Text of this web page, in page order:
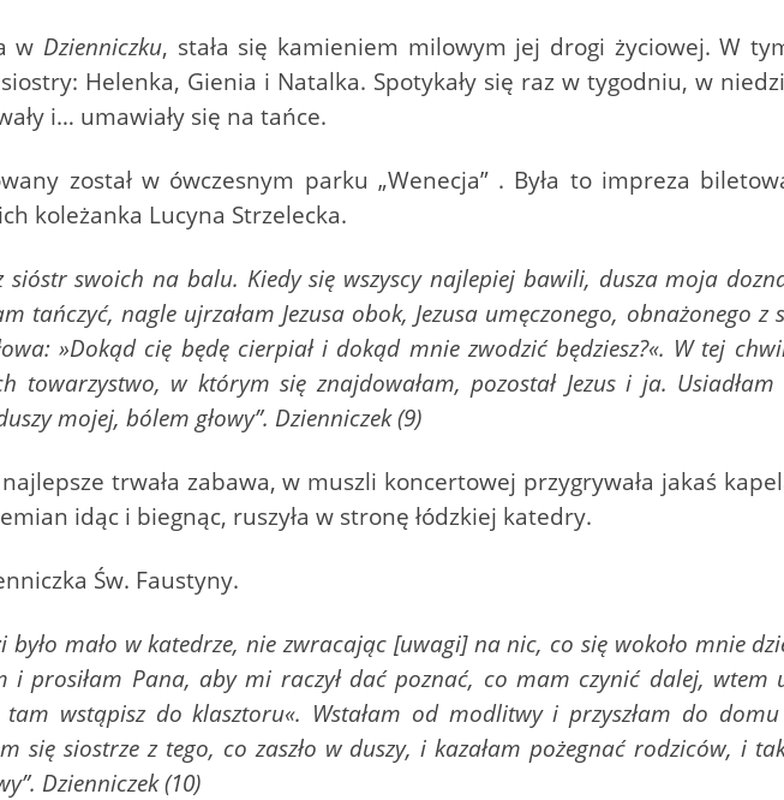
w Dzienniczku, stała się kamieniem milowym jej drogi życiowej. W
Helenka, Gienia i Natalka. Spotykały się raz w tygodniu, w
i… umawiały się na tańce.
został w ówczesnym parku „Wenecja” . Była to impreza
koleżanka Lucyna Strzelecka.
swoich na balu. Kiedy się wszyscy najlepiej bawili, dusza moja
tańczyć, nagle ujrzałam Jezusa obok, Jezusa umęczonego, obnażonego z
»Dokąd cię będę cierpiał i dokąd mnie zwodzić będziesz?«. W tej
towarzystwo, w którym się znajdowałam, pozostał Jezus i ja.
mojej, bólem głowy”. Dzienniczek (9)
najlepsze trwała zabawa, w muszli koncertowej przygrywała jakaś
idąc i biegnąc, ruszyła w stronę łódzkiej katedry.
Św. Faustyny.
było mało w katedrze, nie zwracając [uwagi] na nic, co się wokoło mnie
i prosiłam Pana, aby mi raczył dać poznać, co mam czynić dalej, wtem
wstąpisz do klasztoru«. Wstałam od modlitwy i przyszłam do domu
się siostrze z tego, co zaszło w duszy, i kazałam pożegnać rodziców, i
Dzienniczek (10)